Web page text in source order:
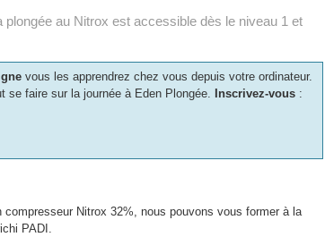
au Nitrox est accessible dès le niveau 1 et
vous les apprendrez chez vous depuis votre ordinateur.
se faire sur la journée à Eden Plongée. Inscrivez-vous :
Nitrox 32%, nous pouvons vous former à la
PADI.